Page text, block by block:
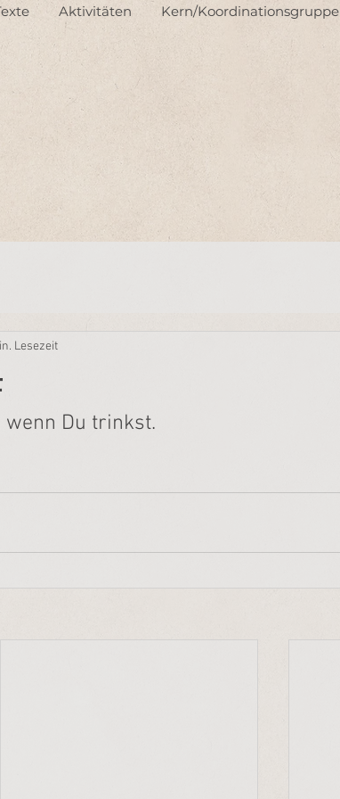
Aktivitäten Kern/Koordinationsgruppe
Lesezeit
wenn Du trinkst.